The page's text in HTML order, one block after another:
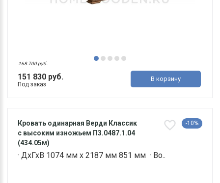
151 830 руб.
168 700 руб.
Под заказ
В корзину
Кровать одинарная Верди Классик
с высоким изножьем П3.0487.1.04
(434.05м)
-10%
· ДхГхВ 1074 мм х 2187 мм 851 мм · Во..